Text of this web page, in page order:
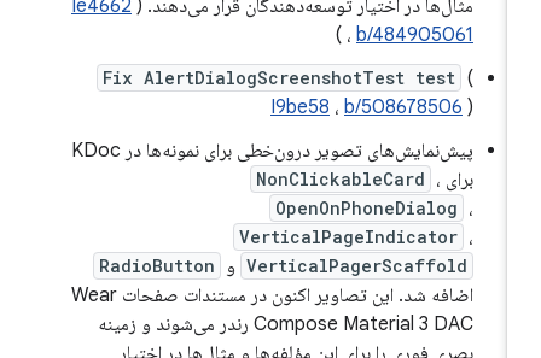
مثال‌ها در اختیار توسعه‌دهندگان قرار می‌دهند. (Ie4662
،b/484905061
)
Fix AlertDialogScreenshotTest test
(
I9be58،b/508678506
پیش‌نمایش‌های تصویر درون‌خطی برای نمونه‌ها در KDoc
برای
NonClickableCard ،
OpenOnPhoneDialog
VerticalPageIndicator
VerticalPagerScaffold و RadioButton
اضافه شد. این تصاویر اکنون در مستندات صفحات Wear
Compose Material 3 DAC رندر می‌شوند و زمینه
بصری فوری را برای این مؤلفه‌ها و مثال‌ها در اختیار